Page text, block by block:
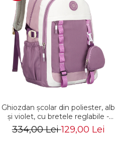
Ghiozdan școlar din poliester, alb
și violet, cu bretele reglabile -
Peterson PTR-PTN 8603-1303
PURPLE
334,00 Lei129,00 Lei